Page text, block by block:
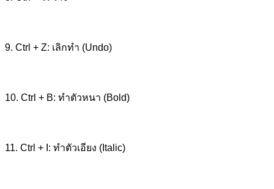
9. Ctrl + Z: เลิกทำ (Undo)
10. Ctrl + B: ทำตัวหนา (Bold)
11. Ctrl + I: ทำตัวเอียง (Italic)